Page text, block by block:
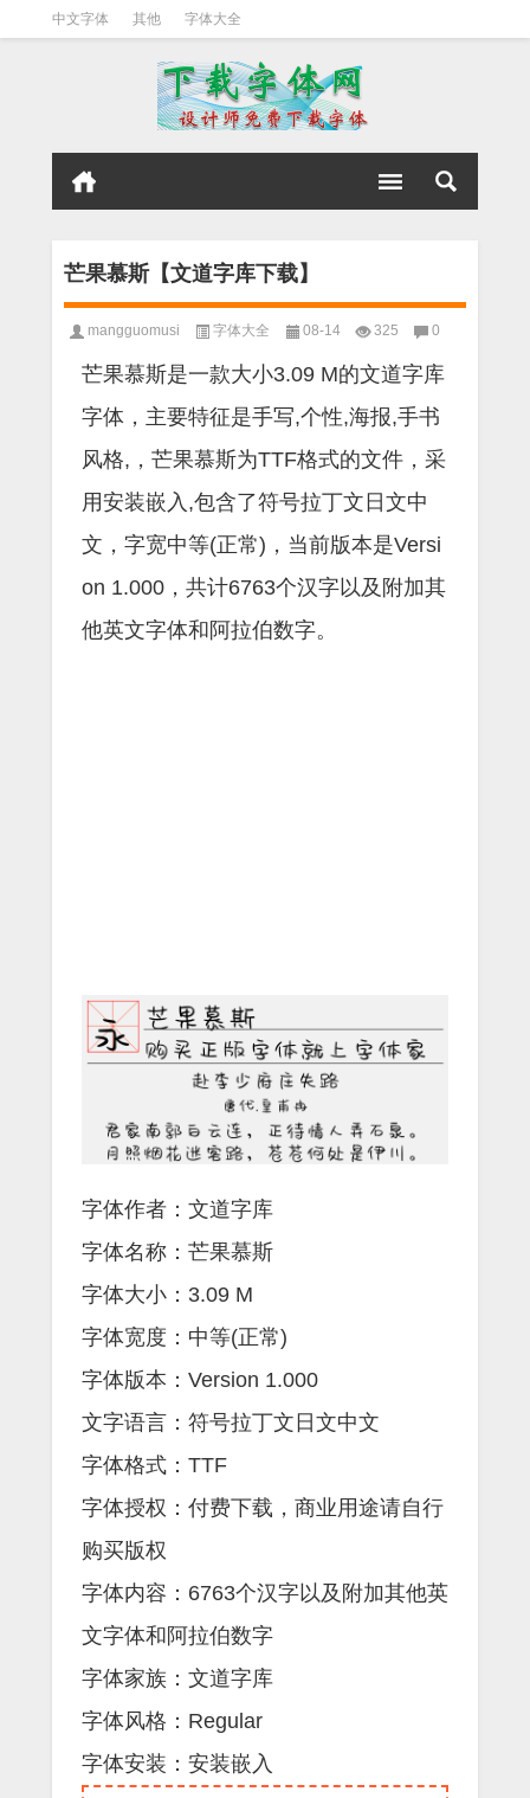
中文字体 其他 字体大全
芒果慕斯【文道字库下载】
mangguomusi 字体大全 08-14 325 0
芒果慕斯是一款大小3.09 M的文道字库
字体，主要特征是手写,个性,海报,手书
风格,，芒果慕斯为TTF格式的文件，采
用安装嵌入,包含了符号拉丁文日文中
文，字宽中等(正常)，当前版本是Versi
on 1.000，共计6763个汉字以及附加其
他英文字体和阿拉伯数字。
字体作者：文道字库
字体名称：芒果慕斯
字体大小：3.09 M
字体宽度：中等(正常)
字体版本：Version 1.000
文字语言：符号拉丁文日文中文
字体格式：TTF
字体授权：付费下载，商业用途请自行
购买版权
字体内容：6763个汉字以及附加其他英
文字体和阿拉伯数字
字体家族：文道字库
字体风格：Regular
字体安装：安装嵌入